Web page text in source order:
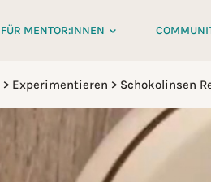
FÜR MENTOR:INNEN
> Experimentieren > Schokolinsen